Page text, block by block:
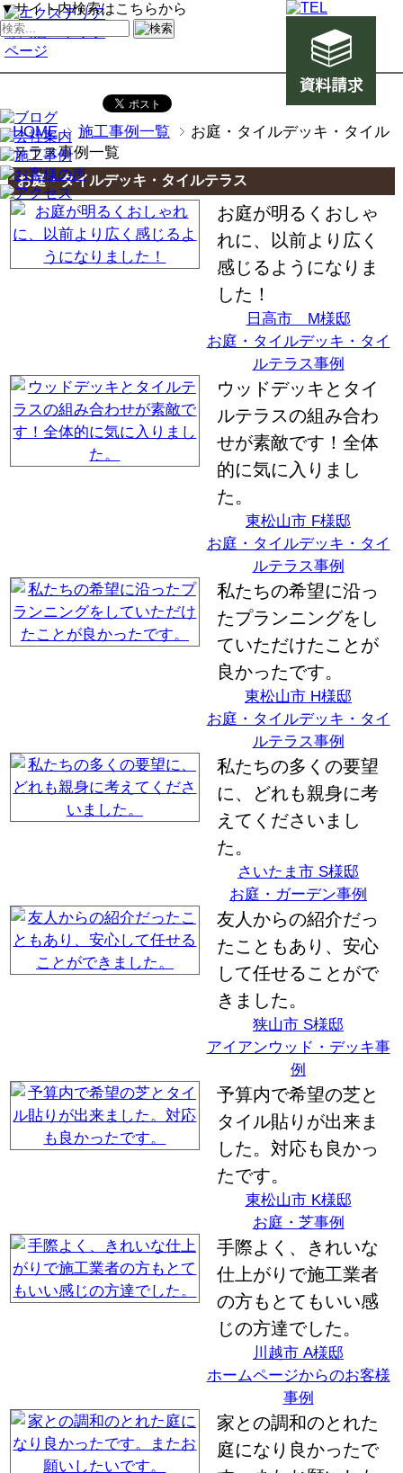
▼サイト内検索はこちらから
HOME 施工事例一覧
お庭・タイルデッキ・タイル
テラス事例一覧
お庭・タイルデッキ・タイルテラス
お庭が明るくおしゃ
れに、以前より広く
感じるようになりま
した！
日高市 M様邸
お庭・タイルデッキ・タイ
ルテラス事例
ウッドデッキとタイ
ルテラスの組み合わ
せが素敵です！全体
的に気に入りまし
た。
東松山市 F様邸
お庭・タイルデッキ・タイ
ルテラス事例
私たちの希望に沿っ
たプランニングをし
ていただけたことが
良かったです。
東松山市 H様邸
お庭・タイルデッキ・タイ
ルテラス事例
私たちの多くの要望
に、どれも親身に考
えてくださいまし
た。
さいたま市 S様邸
お庭・ガーデン事例
友人からの紹介だっ
たこともあり、安心
して任せることがで
きました。
狭山市 S様邸
アイアンウッド・デッキ事
例
予算内で希望の芝と
タイル貼りが出来ま
した。対応も良かっ
たです。
東松山市 K様邸
お庭・芝事例
手際よく、きれいな
仕上がりで施工業者
の方もとてもいい感
じの方達でした。
川越市 A様邸
ホームページからのお客様
事例
家との調和のとれた
庭になり良かったで